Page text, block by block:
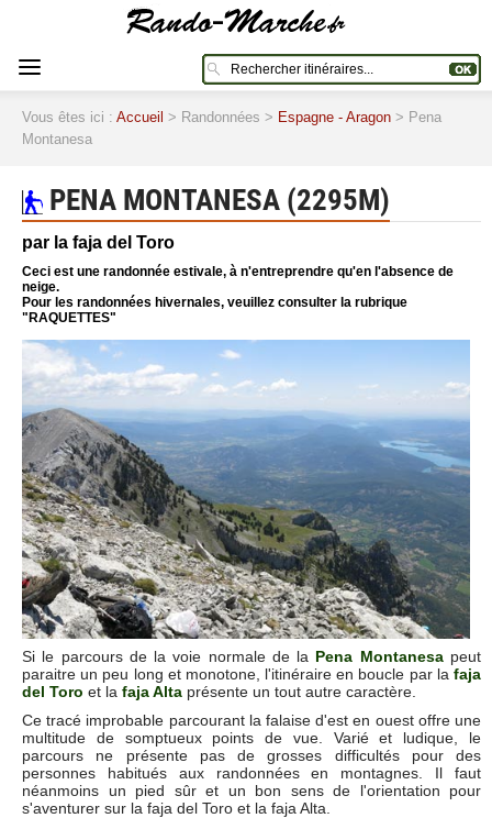
Vous êtes ici : Accueil > Randonnées > Espagne - Aragon > Pena
Montanesa
PENA MONTANESA (2295M)
par la faja del Toro
Ceci est une randonnée estivale, à n'entreprendre qu'en l'absence de
neige.
Pour les randonnées hivernales, veuillez consulter la rubrique
"RAQUETTES"
Si le parcours de la voie normale de la Pena Montanesapeut
paraitre un peu long et monotone, l'itinéraire en boucle par la faja
del Toro et la faja Alta présente un tout autre caractère.
Ce tracé improbable parcourant la falaise d'est en ouest offre une
multitude de somptueux points de vue. Varié et ludique, le
parcours ne présente pas de grosses difficultés pour des
personnes habitués aux randonnées en montagnes. Il faut
néanmoins un pied sûr et un bon sens de l'orientation pour
s'aventurer sur la faja del Toro et la faja Alta.